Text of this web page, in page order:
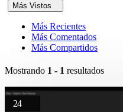
Más Vistos
Más Recientes
Más Comentados
Más Compartidos
Mostrando 1 - 1 resultados
24